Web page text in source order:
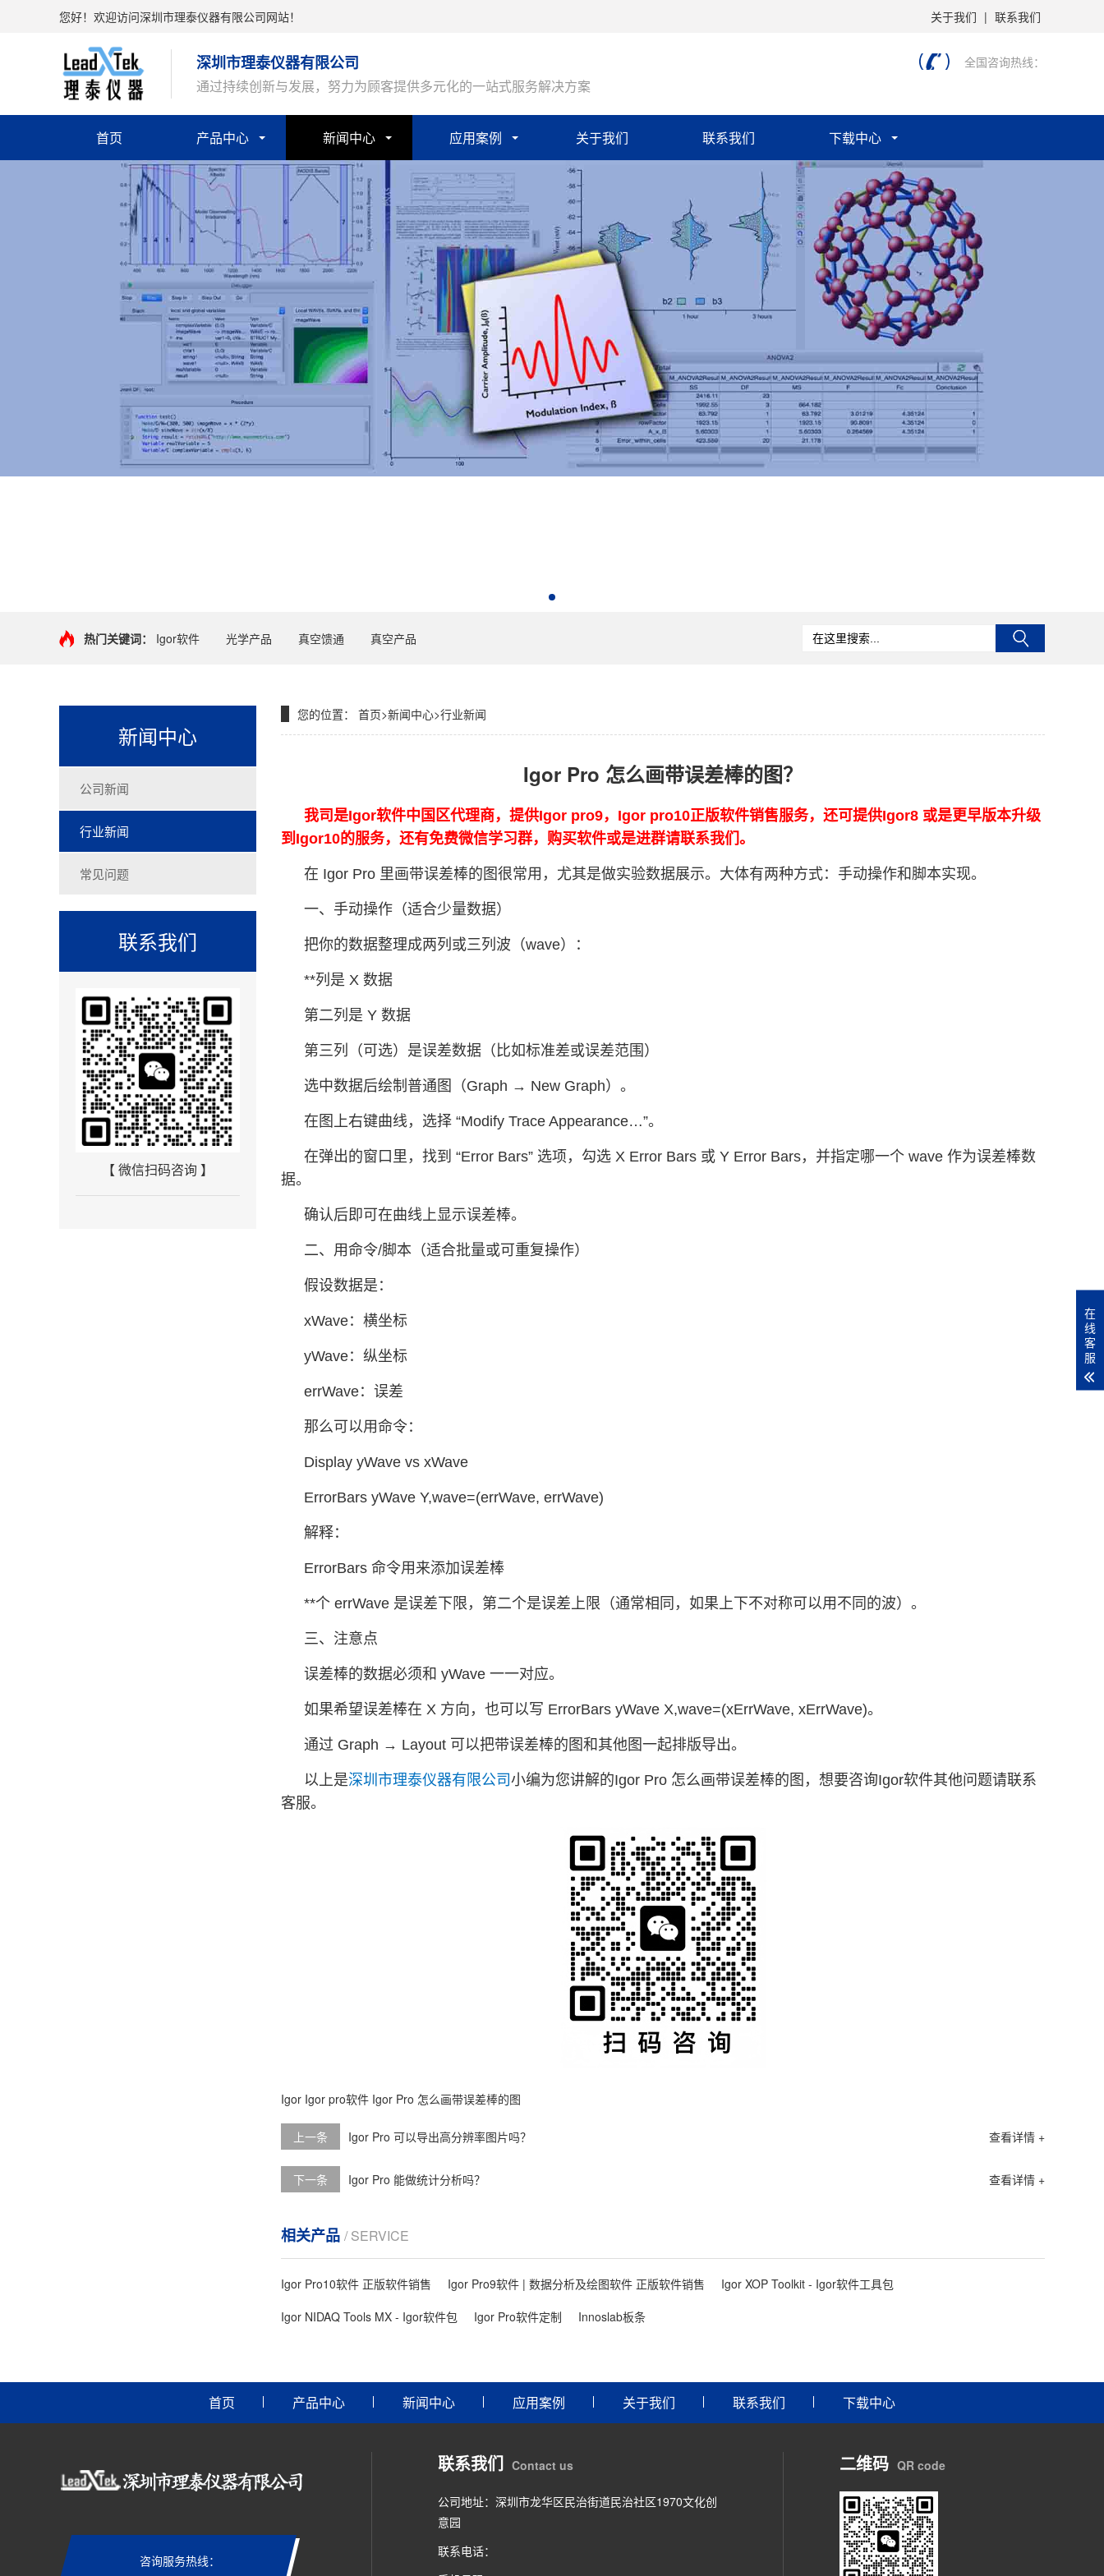
您好！欢迎访问深圳市理泰仪器有限公司网站！ 关于我们 | 联系我们
深圳市理泰仪器有限公司
通过持续创新与发展，努力为顾客提供多元化的一站式服务解决方案
全国咨询热线：
首页 产品中心 新闻中心 应用案例 关于我们 联系我们 下载中心
热门关键词：
Igor软件 光学产品 真空馈通 真空产品
新闻中心
公司新闻
行业新闻
常见问题
联系我们
【 微信扫码咨询 】
您的位置： 首页>新闻中心>行业新闻
Igor Pro 怎么画带误差棒的图？
我司是Igor软件中国区代理商，提供Igor pro9，Igor pro10正版软件销售服务，还可提供Igor8 或是更早版本升级
到Igor10的服务，还有免费微信学习群，购买软件或是进群请联系我们。
在 Igor Pro 里画带误差棒的图很常用，尤其是做实验数据展示。大体有两种方式：手动操作和脚本实现。
一、手动操作（适合少量数据）
把你的数据整理成两列或三列波（wave）：
**列是 X 数据
第二列是 Y 数据
第三列（可选）是误差数据（比如标准差或误差范围）
选中数据后绘制普通图（Graph → New Graph）。
在图上右键曲线，选择 “Modify Trace Appearance…”。
在弹出的窗口里，找到 “Error Bars” 选项，勾选 X Error Bars 或 Y Error Bars，并指定哪一个 wave 作为误差棒数
据。
确认后即可在曲线上显示误差棒。
二、用命令/脚本（适合批量或可重复操作）
假设数据是：
xWave：横坐标
yWave：纵坐标
errWave：误差
那么可以用命令：
Display yWave vs xWave
ErrorBars yWave Y,wave=(errWave, errWave)
解释：
ErrorBars 命令用来添加误差棒
**个 errWave 是误差下限，第二个是误差上限（通常相同，如果上下不对称可以用不同的波）。
三、注意点
误差棒的数据必须和 yWave 一一对应。
如果希望误差棒在 X 方向，也可以写 ErrorBars yWave X,wave=(xErrWave, xErrWave)。
通过 Graph → Layout 可以把带误差棒的图和其他图一起排版导出。
以上是深圳市理泰仪器有限公司 小编为您讲解的Igor Pro 怎么画带误差棒的图，想要咨询Igor软件其他问题请联系
客服。
Igor Igor pro软件 Igor Pro 怎么画带误差棒的图
上一条 查看详情 +
Igor Pro 可以导出高分辨率图片吗？
下一条 查看详情 +
Igor Pro 能做统计分析吗？
相关产品 / SERVICE
Igor Pro10软件 正版软件销售 Igor Pro9软件 | 数据分析及绘图软件 正版软件销售
Igor XOP Toolkit - Igor软件工具包
Igor NIDAQ Tools MX - Igor软件包
Igor Pro软件定制 Innoslab板条
首页 产品中心 新闻中心 应用案例 关于我们 联系我们 下载中心
咨询服务热线：
联系我们 Contact us
公司地址：深圳市龙华区民治街道民治社区1970文化创
意园
联系电话：
二维码 QR code
在
线
客
服